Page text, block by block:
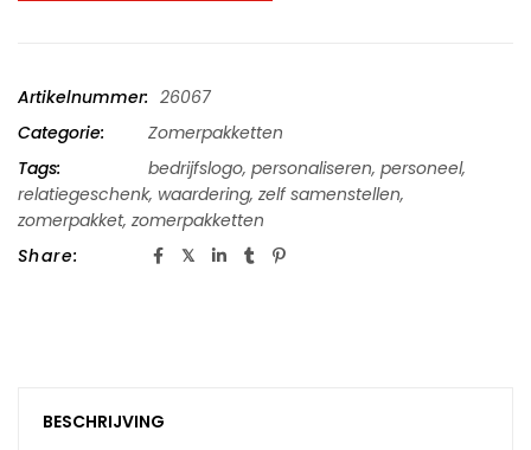
Artikelnummer: 26067
Categorie:
Zomerpakketten
Tags:
bedrijfslogo, personaliseren, personeel,
relatiegeschenk, waardering, zelf samenstellen,
zomerpakket, zomerpakketten
Share:
BESCHRIJVING